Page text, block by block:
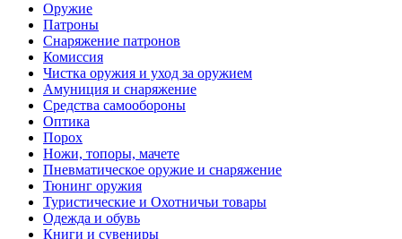
Оружие
Патроны
Снаряжение патронов
Комиссия
Чистка оружия и уход за оружием
Амуниция и снаряжение
Средства самообороны
Оптика
Порох
Ножи, топоры, мачете
Пневматическое оружие и снаряжение
Тюнинг оружия
Туристические и Охотничьи товары
Одежда и обувь
Книги и сувениры